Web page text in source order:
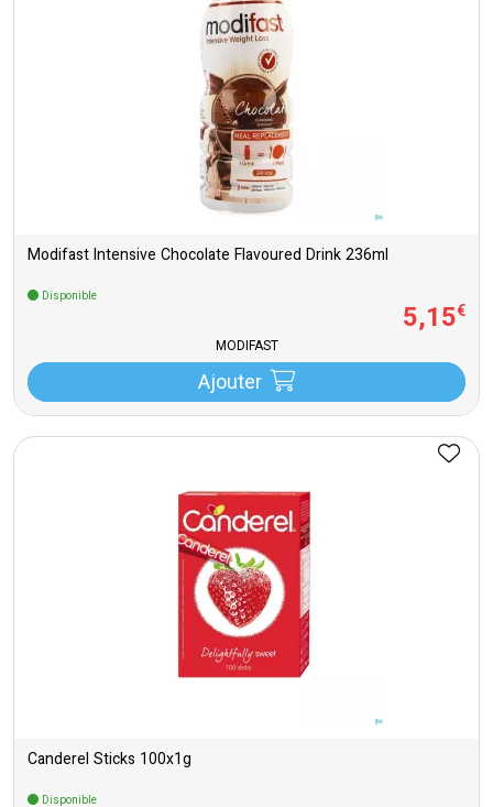
Modifast Intensive Chocolate Flavoured Drink 236ml
Disponible
5,15€
MODIFAST
Ajouter
Canderel Sticks 100x1g
Disponible